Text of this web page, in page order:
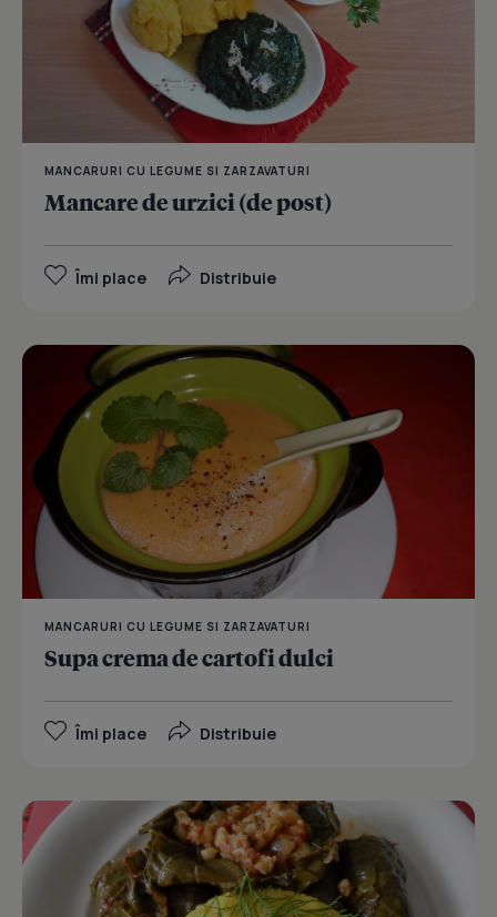
MANCARURI CU LEGUME SI ZARZAVATURI
Mancare de urzici (de post)
Îmi place Distribuie
MANCARURI CU LEGUME SI ZARZAVATURI
Supa crema de cartofi dulci
Îmi place Distribuie